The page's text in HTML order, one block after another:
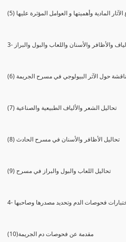
الآثار المادية وأهميتها و العوامل المؤثرة عليها
والأظافر والأسنان واللعاب والبول والبراز
مناقشة حول الآثر البيولوجي في مسرح الجريمة
(7) تحاليل الشعر والألياف الطبيعية والصناعية
(8) تحاليل الأظافر والأسنان في مسرح الحادث
(9) تحاليل اللعاب والبول والبراز في مسرح
إختبارات فحوصات الدم وتحديد مصدرها وصاحبها
(10)مقدمة عن فحوصات دم الجريمة